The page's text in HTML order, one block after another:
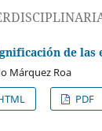
de
Márquez Roa
PDF